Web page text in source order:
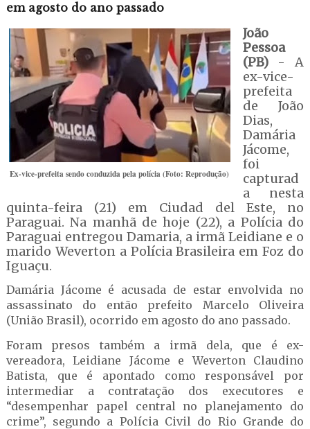
em agosto do ano passado
Ex-vice-prefeita sendo conduzida pela polícia (Foto: Reprodução)
João
Pessoa
(PB)- A
ex-vice-
prefeita
de João
Dias,
Damária
Jácome,
foi
capturad
a nesta
quinta-feira (21) em Ciudad del Este, no
Paraguai. Na manhã de hoje (22), a Polícia do
Paraguai entregou Damaria, a irmã Leidiane e o
marido Weverton a Polícia Brasileira em Foz do
Iguaçu.
Damária Jácome é acusada de estar envolvida no
assassinato do então prefeito Marcelo Oliveira
(União Brasil), ocorrido em agosto do ano passado.
Foram presos também a irmã dela, que é ex-
vereadora, Leidiane Jácome e Weverton Claudino
Batista, que é apontado como responsável por
intermediar a contratação dos executores e
“desempenhar papel central no planejamento do
crime”, segundo a Polícia Civil do Rio Grande do